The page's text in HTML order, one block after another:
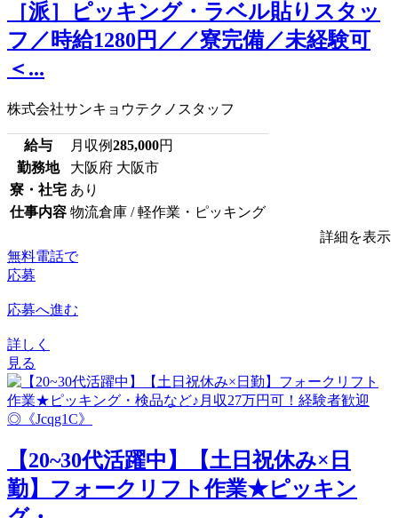
［派］ピッキング・ラベル貼りスタッ
フ／時給1280円／／寮完備／未経験可
＜...
株式会社サンキョウテクノスタッフ
給与 月収例285,000円
勤務地
大阪府 大阪市
寮・社宅 あり
仕事内容 物流倉庫 / 軽作業・ピッキング
詳細を表示
無料電話で
応募
応募へ進む
詳しく
見る
【20~30代活躍中】【土日祝休み×日
勤】フォークリフト作業★ピッキン